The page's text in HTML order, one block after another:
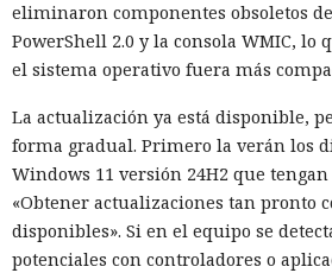
eliminaron componentes obsoletos
PowerShell 2.0 y la consola WMIC, lo
el sistema operativo fuera más
La actualización ya está disponible,
forma gradual. Primero la verán los
Windows 11 versión 24H2 que tengan
«Obtener actualizaciones tan pronto
disponibles». Si en el equipo se
potenciales con controladores o